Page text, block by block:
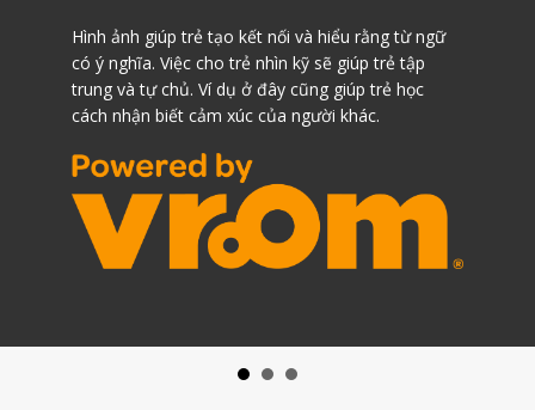
Hình ảnh giúp trẻ tạo kết nối và hiểu rằng từ ngữ
có ý nghĩa. Việc cho trẻ nhìn kỹ sẽ giúp trẻ tập
trung và tự chủ. Ví dụ ở đây cũng giúp trẻ học
cách nhận biết cảm xúc của người khác.